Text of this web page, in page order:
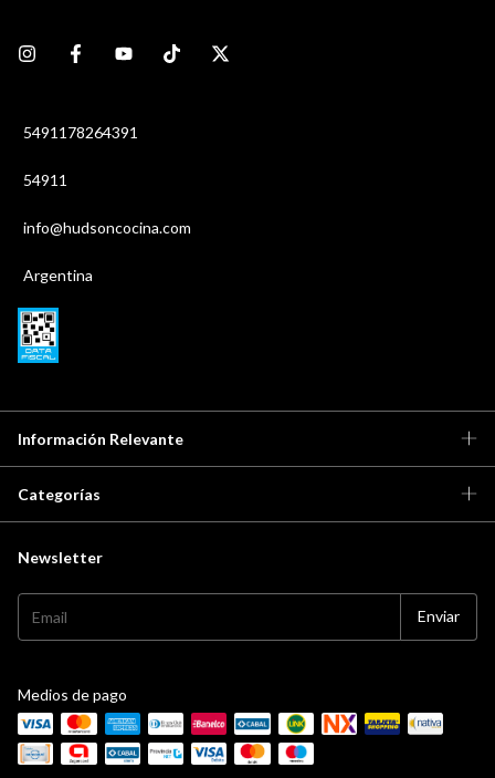
5491178264391
54911
info@hudsoncocina.com
Argentina
Información Relevante
Categorías
Newsletter
Medios de pago